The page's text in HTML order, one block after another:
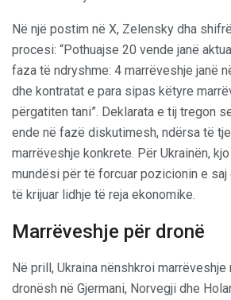
Në një postim në X, Zelensky dha
procesi: “Pothuajse 20 vende janë
faza të ndryshme: 4 marrëveshje janë
dhe kontratat e para sipas këtyre
përgatiten tani”. Deklarata e tij tregon
ende në fazë diskutimesh, ndërsa të
marrëveshje konkrete. Për Ukrainën,
mundësi për të forcuar pozicionin e
të krijuar lidhje të reja ekonomike.
Marrëveshje për dronë
Në prill, Ukraina nënshkroi marrëveshje
dronësh në Gjermani, Norvegji dhe